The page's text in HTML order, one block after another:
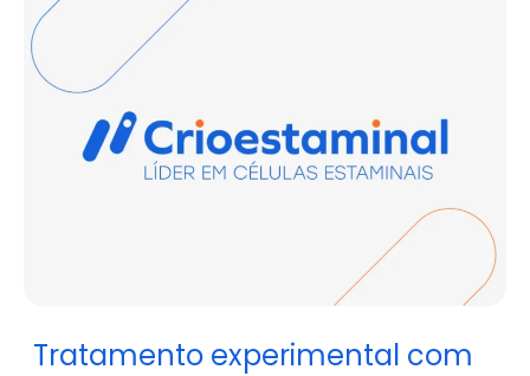
Tratamento experimental com